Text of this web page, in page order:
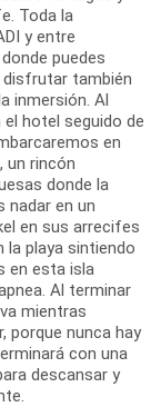
Toda la
y entre
puedes
disfrutar también
inmersión. Al
hotel seguido de
en
un rincón
donde la
nadar en un
en sus arrecifes
la playa sintiendo
en esta isla
Al terminar
mientras
porque nunca hay
con una
descansar y